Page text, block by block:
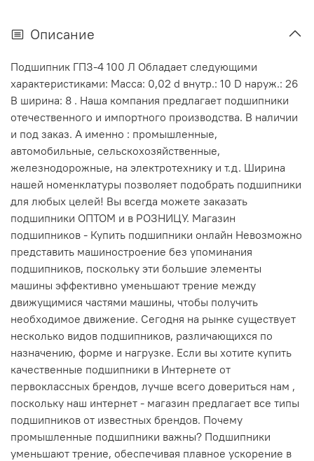
Описание
Подшипник ГПЗ-4 100 Л Обладает следующими
характеристиками: Масса: 0,02 d внутр.: 10 D наруж.: 26
В ширина: 8 . Наша компания предлагает подшипники
отечественного и импортного производства. В наличии
и под заказ. А именно : промышленные,
автомобильные, сельскохозяйственные,
железнодорожные, на электротехнику и т.д. Ширина
нашей номенклатуры позволяет подобрать подшипники
для любых целей! Вы всегда можете заказать
подшипники ОПТОМ и в РОЗНИЦУ. Магазин
подшипников - Купить подшипники онлайн Невозможно
представить машиностроение без упоминания
подшипников, поскольку эти большие элементы
машины эффективно уменьшают трение между
движущимися частями машины, чтобы получить
необходимое движение. Сегодня на рынке существует
несколько видов подшипников, различающихся по
назначению, форме и нагрузке. Если вы хотите купить
качественные подшипники в Интернете от
первоклассных брендов, лучше всего довериться нам ,
поскольку наш интернет - магазин предлагает все типы
подшипников от известных брендов. Почему
промышленные подшипники важны? Подшипники
уменьшают трение, обеспечивая плавное ускорение в